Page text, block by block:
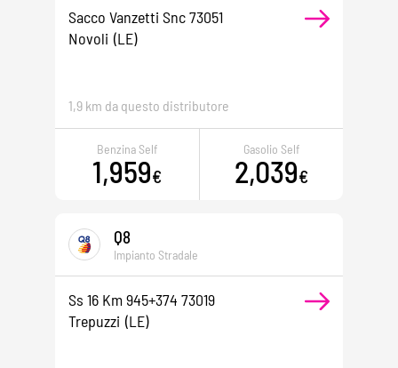
Sacco Vanzetti Snc 73051
Novoli (LE)
1,9 km da questo distributore
Benzina Self
1,959€
Gasolio Self
2,039€
Q8
Impianto Stradale
Ss 16 Km 945+374 73019
Trepuzzi (LE)